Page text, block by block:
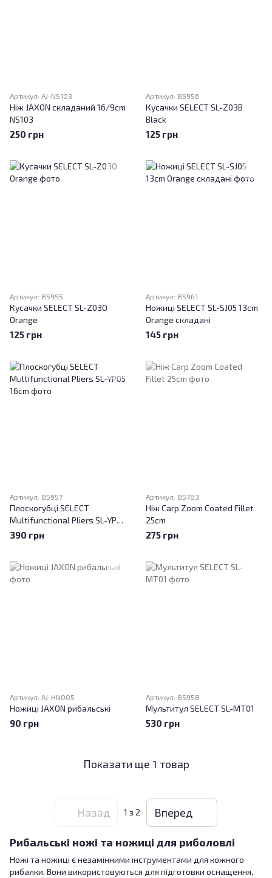
Артикул: AJ-NS103
Ніж JAXON складаний 16/9cm
NS103
250 грн
Артикул: 85956
Кусачки SELECT SL-Z03B
Black
125 грн
Артикул: 85955
Кусачки SELECT SL-Z03O
Orange
125 грн
Артикул: 85961
Ножиці SELECT SL-SJ05 13cm
Orange складані
145 грн
Артикул: 85957
Плоскогубці SELECT
Multifunctional Pliers SL-YP05
16cm
390 грн
Артикул: 85783
Ніж Carp Zoom Coated Fillet
25cm
275 грн
Артикул: AJ-HN005
Ножиці JAXON рибальські
90 грн
Артикул: 85958
Мультитул SELECT SL-MT01
530 грн
Показати ще 1 товар
Назад 1 з 2 Вперед
Рибальські ножі та ножиці для риболовлі
Ножі та ножиці є незамінними інструментами для кожного
рибалки. Вони використовуються для підготовки оснащення,